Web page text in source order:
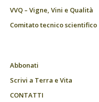
VVQ – Vigne, Vini e Qualità
Comitato tecnico scientifico
Abbonati
Scrivi a Terra e Vita
CONTATTI